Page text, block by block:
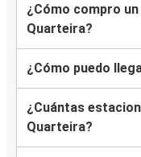
¿Cómo compro
Quarteira?
¿Cómo puedo
¿Cuántas
Quarteira?